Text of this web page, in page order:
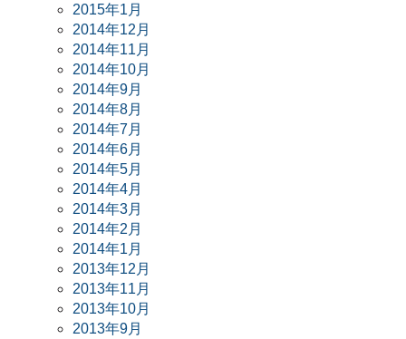
2015年1月
2014年12月
2014年11月
2014年10月
2014年9月
2014年8月
2014年7月
2014年6月
2014年5月
2014年4月
2014年3月
2014年2月
2014年1月
2013年12月
2013年11月
2013年10月
2013年9月